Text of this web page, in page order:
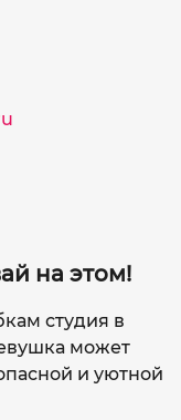
на этом!
студия в
может
и уютной